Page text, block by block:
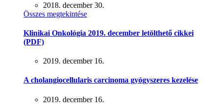
2018. december 30.
Összes megtekintése
Klinikai Onkológia 2019. december letölthető cikkei
(PDF)
2019. december 16.
A cholangiocellularis carcinoma gyógyszeres kezelése
2019. december 16.